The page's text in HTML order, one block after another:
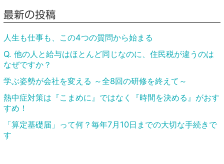
最新の投稿
人生も仕事も、この4つの質問から始まる
Q. 他の人と給与はほとんど同じなのに、住民税が違うのは
なぜですか？
学ぶ姿勢が会社を変える ～全8回の研修を終えて～
熱中症対策は『こまめに』ではなく『時間を決める』がおす
すめ！
「算定基礎届」って何？毎年7月10日までの大切な手続きで
す